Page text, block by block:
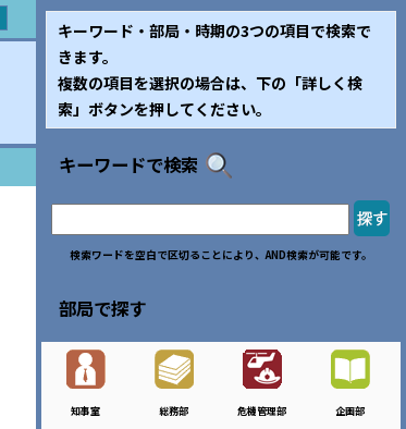
キーワード・部局・時期の3つの項目で検索で
きます。
複数の項目を選択の場合は、下の「詳しく検
索」ボタンを押してください。
キーワードで検索
検索ワードを空白で区切ることにより、AND検索が可能です。
部局で探す
知事室 総務部 危機管理部 企画部